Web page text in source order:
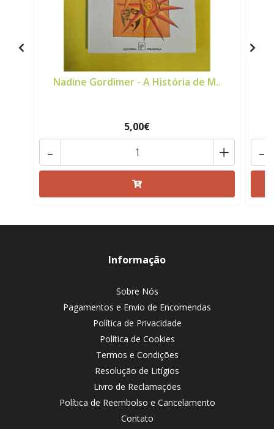
Nadine Gordimer - A História de M..
5,00€
+
- -
Informação
Sobre Nós
Pagamentos e Envio de Encomendas
Política de Privacidade
Política de Cookies
Termos e Condições
Resolução de Litígios
Livro de Reclamações
Política de Reembolso e Cancelamento
Contato